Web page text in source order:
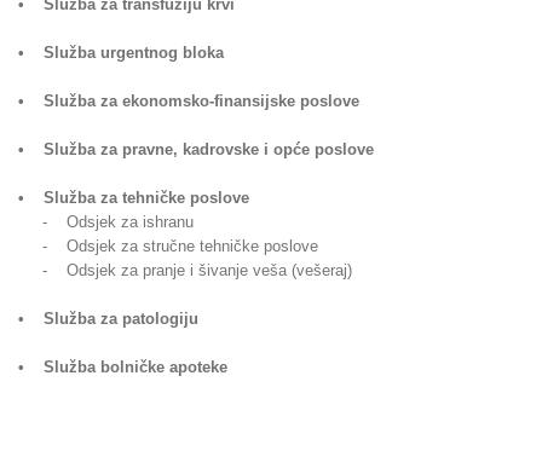
• Služba za transfuziju krvi
• Služba urgentnog bloka
• Služba za ekonomsko-finansijske poslove
• Služba za pravne, kadrovske i opće poslove
• Služba za tehničke poslove
- Odsjek za ishranu
- Odsjek za stručne tehničke poslove
- Odsjek za pranje i šivanje veša (vešeraj)
• Služba za patologiju
• Služba bolničke apoteke